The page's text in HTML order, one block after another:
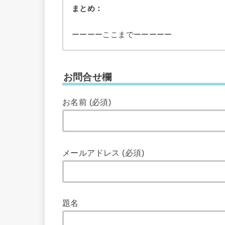
まとめ：
ーーーーここまでーーーーー
お問合せ欄
お名前 (必須)
メールアドレス (必須)
題名